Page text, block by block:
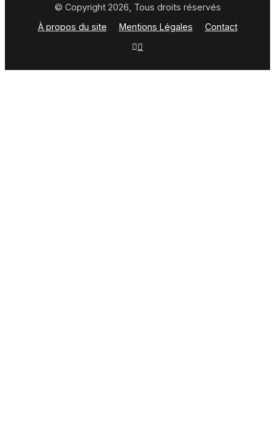
© Copyright 2026, Tous droits réservés
À propos du site
Mentions Légales Contact